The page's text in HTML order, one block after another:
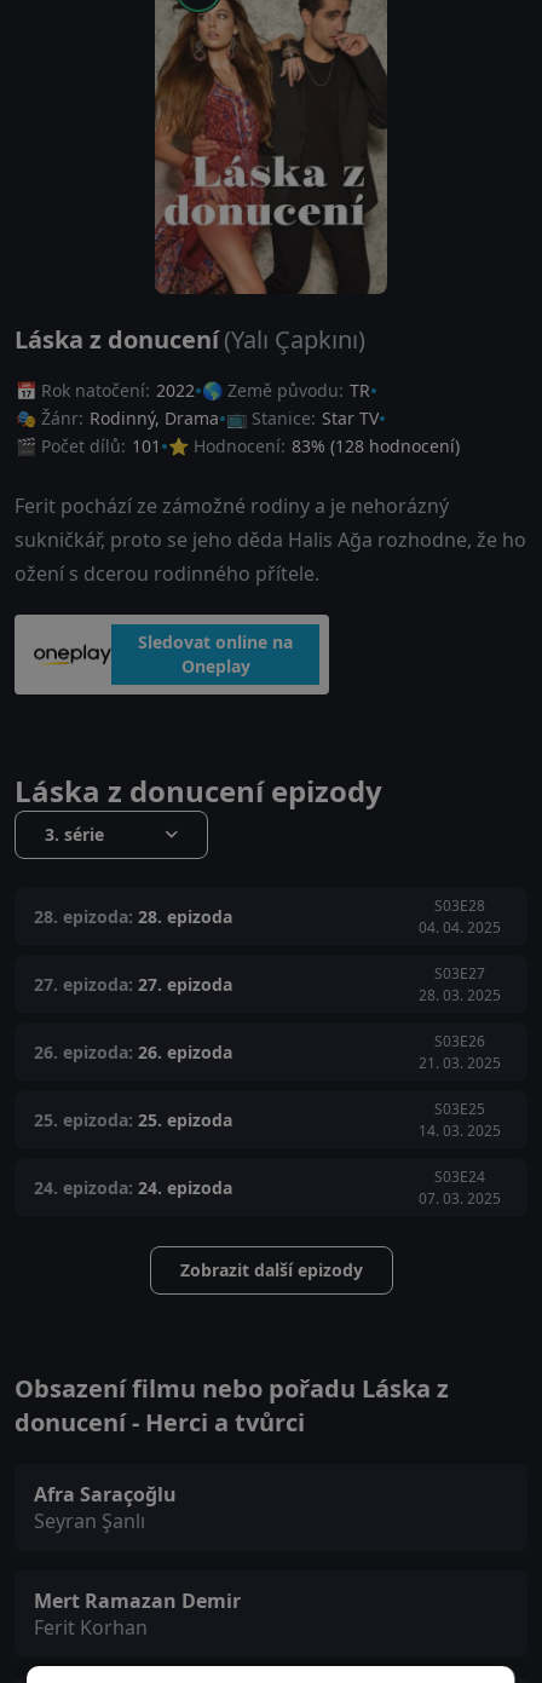
Láska z donucení(Yalı Çapkını)
📅 Rok natočení: 2022 🌎 Země původu: TR
🎭 Žánr: Rodinný, Drama 📺 Stanice: Star TV
🎬 Počet dílů: 101 ⭐ Hodnocení: 83% (128 hodnocení)
Ferit pochází ze zámožné rodiny a je nehorázný
sukničkář, proto se jeho děda Halis Ağa rozhodne, že ho
ožení s dcerou rodinného přítele.
Sledovat online na
Oneplay
Láska z donucení epizody
3. série
28. epizoda: 28. epizoda
S03E28
04. 04. 2025
27. epizoda: 27. epizoda
S03E27
28. 03. 2025
26. epizoda: 26. epizoda
S03E26
21. 03. 2025
25. epizoda: 25. epizoda
S03E25
14. 03. 2025
24. epizoda: 24. epizoda
S03E24
07. 03. 2025
Zobrazit další epizody
Obsazení filmu nebo pořadu Láska z
donucení - Herci a tvůrci
Afra Saraçoğlu
Seyran Şanlı
Mert Ramazan Demir
Ferit Korhan